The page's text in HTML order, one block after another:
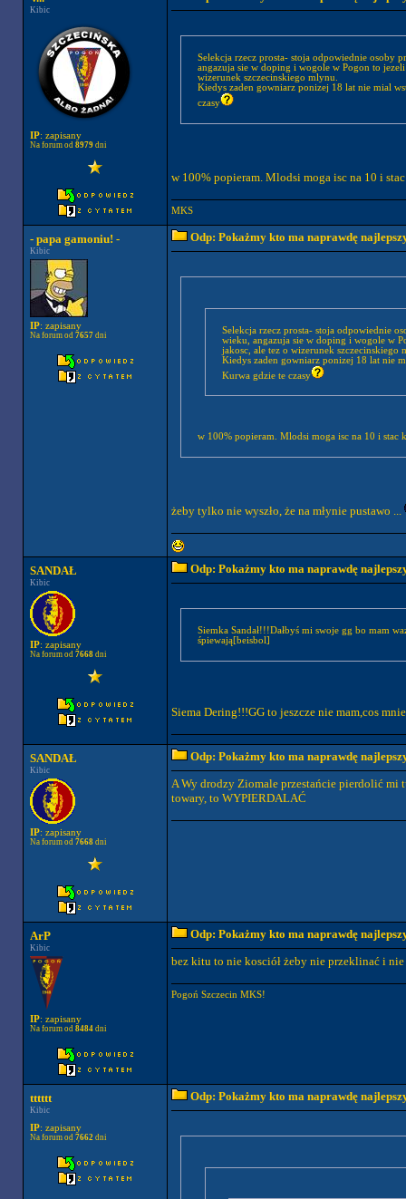
Kibic
IP: zapisany
Na forum od 8979dni
Selekcja rzecz prosta- stoja odpowiednie osoby
angazuja sie w doping i wogole w Pogon to
wizerunek szczecinskiego mlynu.
Kiedys zaden gowniarz ponizej 18 lat nie mial
czasy
w 100% popieram. Mlodsi moga isc na 10 i
MKS
- papa gamoniu! -
Kibic
IP: zapisany
Na forum od 7657dni
Odp: Pokażmy kto ma naprawdę
Selekcja rzecz prosta- stoja odpowiednie
wieku, angazuja sie w doping i wogole w
jakosc, ale tez o wizerunek szczecinskiego
Kiedys zaden gowniarz ponizej 18 lat nie
Kurwa gdzie te czasy
w 100% popieram. Mlodsi moga isc na 10 i
żeby tylko nie wyszło, że na młynie pustawo ...
SANDAŁ
Kibic
IP: zapisany
Na forum od 7668dni
Odp: Pokażmy kto ma naprawdę
Siemka Sandał!!!Dałbyś mi swoje gg bo mam
śpiewają[beisbol]
Siema Dering!!!GG to jeszcze nie mam,cos
SANDAŁ
Kibic
IP: zapisany
Na forum od 7668dni
Odp: Pokażmy kto ma naprawdę
A Wy drodzy Ziomale przestańcie pierdolić mi
towary, to WYPIERDALAĆ
ArP
Kibic
IP: zapisany
Na forum od 8484dni
Odp: Pokażmy kto ma naprawdę
bez kitu to nie kosciół żeby nie przeklinać i
Pogoń Szczecin MKS!
tttttt
Kibic
IP: zapisany
Na forum od 7662dni
Odp: Pokażmy kto ma naprawdę